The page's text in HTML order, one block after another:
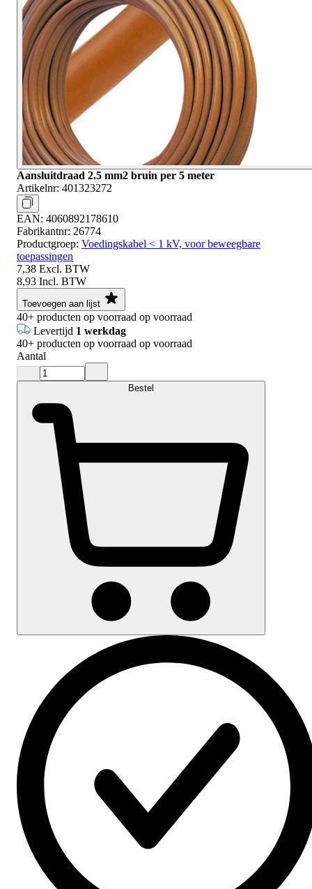
Aansluitdraad 2.5 mm2 bruin per 5 meter
Artikelnr: 401323272
EAN: 4060892178610
Fabrikantnr: 26774
Productgroep: Voedingskabel < 1 kV, voor beweegbare
toepassingen
7,38 Excl. BTW
8,93 Incl. BTW
Toevoegen aan lijst
40+ producten op voorraad op voorraad
Levertijd 1 werkdag
40+ producten op voorraad op voorraad
Aantal
Bestel